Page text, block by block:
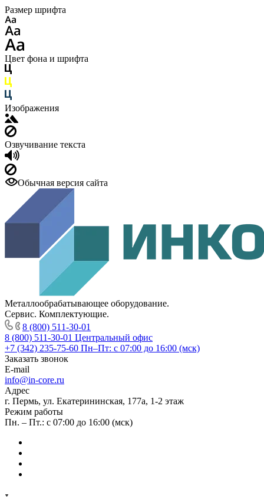
Размер шрифта
Цвет фона и шрифта
Изображения
Озвучивание текста
Обычная версия сайта
Металлообрабатывающее оборудование.
Сервис. Комплектующие.
8 (800) 511-30-01
8 (800) 511-30-01 Центральный офис
+7 (342) 235-75-60 Пн–Пт: с 07:00 до 16:00 (мск)
Заказать звонок
E-mail
info@in-core.ru
Адрес
г. Пермь, ул. ​Екатерининская, 177а, ​1-2 этаж
Режим работы
Пн. – Пт.: с 07:00 до 16:00 (мск)